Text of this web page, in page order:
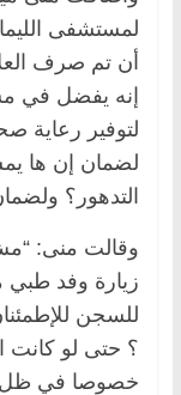
لمستشفى
أن تم صرف
إنه يفضل في
لتوفير رعاية
لضمان إن ها
التدهور؟
وقالت منى:
زيارة وفد
للسجن
؟ حتى لو كانت
خصوصا في ظل